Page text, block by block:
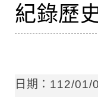
紀錄歷
日期：112/01/